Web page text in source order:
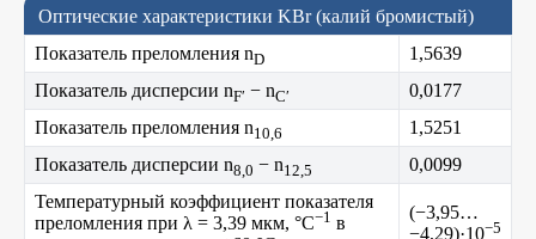
Оптические характеристики KBr (калий бромистый)
Показатель преломления nD
1,5639
Показатель дисперсии nF′ − nC′
0,0177
Показатель преломления n10,6
1,5251
Показатель дисперсии n8,0 − n12,5
0,0099
Температурный коэффициент показателя
преломления при λ = 3,39 мкм, °C−1 в
(−3,95…
−4,29)·10−5